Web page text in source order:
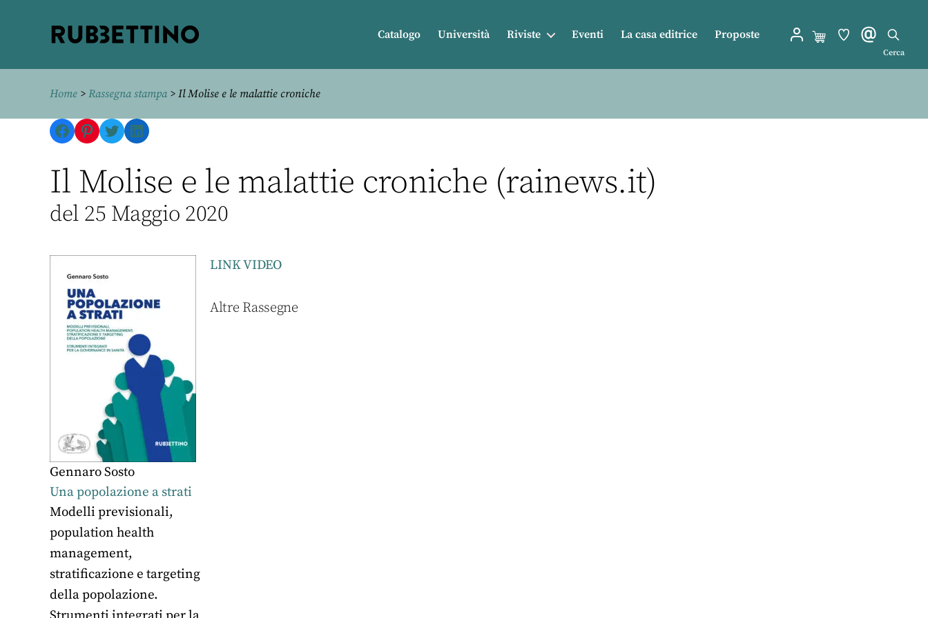
Catalogo Università Riviste Eventi La casa editrice Proposte
Cerca
Home > Rassegna stampa> Il Molise e le malattie croniche
Facebook
Pinterest
TwitterLinkedIn
Il Molise e le malattie croniche (rainews.it)
del 25 Maggio 2020
Gennaro Sosto
Una popolazione a strati
Modelli previsionali,
population health
management,
stratificazione e targeting
della popolazione.
LINK VIDEO
Altre Rassegne